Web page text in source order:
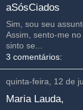
aSósCiados
Sim, sou seu
Assim, sento-me
sinto se...
3 comentários:
quinta-feira, 12 de
Maria Lauda,